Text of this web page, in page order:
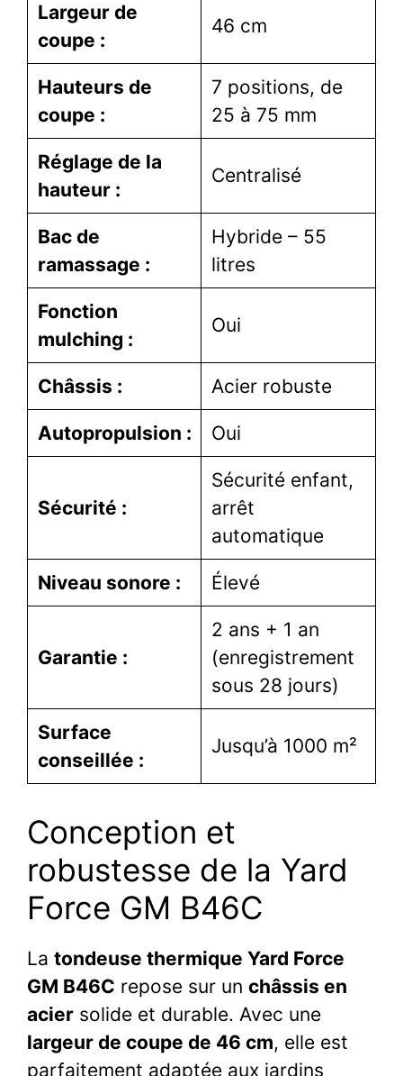
Largeur de
coupe :
46 cm
Hauteurs de
coupe :
7 positions, de
25 à 75 mm
Réglage de la
hauteur :
Centralisé
Bac de
ramassage :
Hybride – 55
litres
Fonction
mulching :
Oui
Châssis : Acier robuste
Autopropulsion : Oui
Sécurité :
Sécurité enfant,
arrêt
automatique
Niveau sonore : Élevé
Garantie :
2 ans + 1 an
(enregistrement
sous 28 jours)
Surface
conseillée :
Jusqu’à 1000 m²
Conception et
robustesse de la Yard
Force GM B46C
La tondeuse thermique Yard Force
GM B46C repose sur un châssis en
acier solide et durable. Avec une
largeur de coupe de 46 cm, elle est
parfaitement adaptée aux jardins